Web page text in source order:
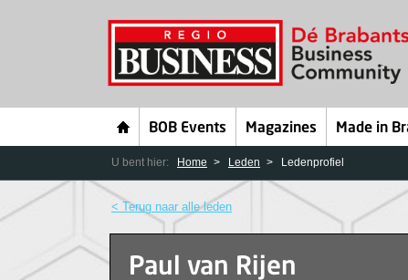
BOB Events Magazines Made in
U bent hier: Home Leden Ledenprofiel
< Terug naar alle leden
Paul van Rijen